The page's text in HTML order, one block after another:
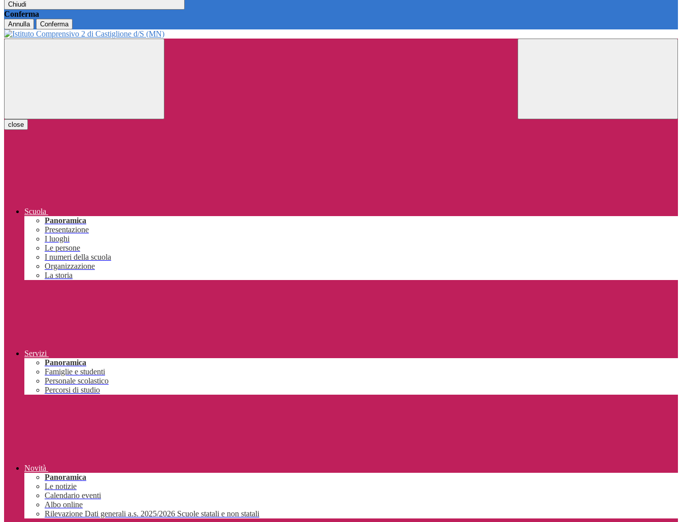
Chiudi
Conferma
Annulla Conferma
close
Scuola
Panoramica
Presentazione
I luoghi
Le persone
I numeri della scuola
Organizzazione
La storia
Servizi
Panoramica
Famiglie e studenti
Personale scolastico
Percorsi di studio
Novità
Panoramica
Le notizie
Calendario eventi
Albo online
Rilevazione Dati generali a.s. 2025/2026 Scuole statali e non statali